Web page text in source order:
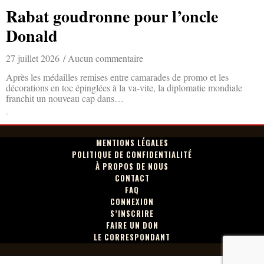
Rabat goudronne pour l’oncle
Donald
27 juillet 2026
Aucun commentaire
Après les médailles remises entre camarades de promo et les
décorations en toc épinglées à la va-vite, la diplomatie mondiale
franchit un nouveau cap dans…
MENTIONS LÉGALES
POLITIQUE DE CONFIDENTIALITÉ
À PROPOS DE NOUS
CONTACT
FAQ
CONNEXION
S’INSCRIRE
FAIRE UN DON
LE CORRESPONDANT